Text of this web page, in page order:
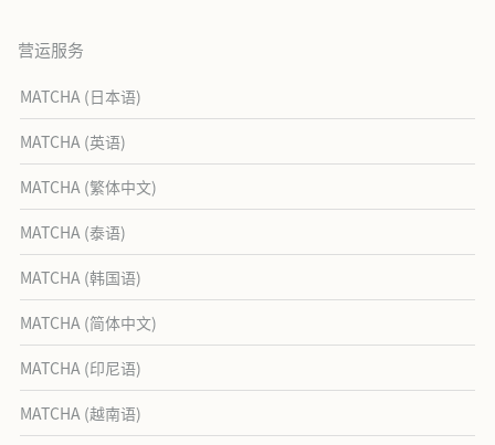
营运服务
MATCHA (日本语)
MATCHA (英语)
MATCHA (繁体中文)
MATCHA (泰语)
MATCHA (韩国语)
MATCHA (简体中文)
MATCHA (印尼语)
MATCHA (越南语)